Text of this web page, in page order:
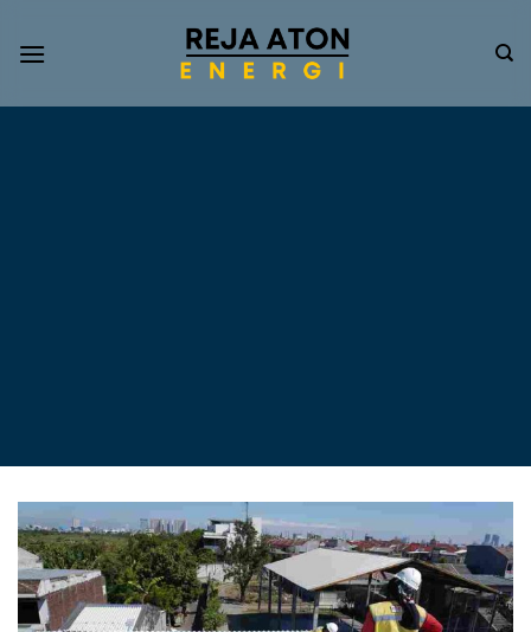
Informasi